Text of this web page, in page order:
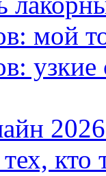
мой
кто